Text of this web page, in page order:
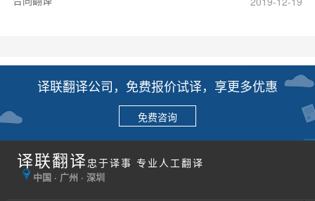
译联翻译公司，免费报价试译，享更多优惠
免费咨询
译联翻译 忠于译事 专业人工翻译
中国 · 广州 · 深圳